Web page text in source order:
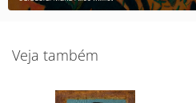
Veja também